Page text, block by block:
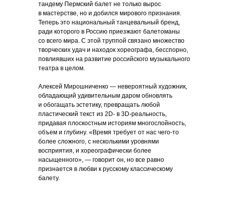
тандему Пермский балет не только вырос
в мастерстве, но и добился мирового признания.
Теперь это национальный танцевальный бренд,
ради которого в Россию приезжают балетоманы
со всего мира. С этой труппой связано множество
творческих удач и находок хореографа, бесспорно,
повлиявших на развитие российского музыкального
театра в целом.
Алексей Мирошниченко — невероятный художник,
обладающий удивительным даром обновлять
и обогащать эстетику, превращать любой
пластический текст из 2D- в 3D-реальность,
придавая плоскостным историям многослойность,
объем и глубину. «Время требует от нас чего-то
более сложного, с несколькими уровнями
восприятия, и хореографически более
насыщенного», — говорит он, но все равно
признается в любви к русскому классическому
балету.